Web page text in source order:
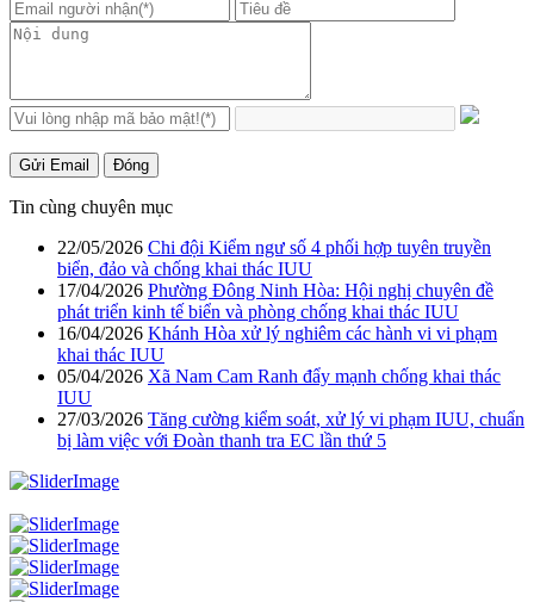
Gửi Email Đóng
Tin cùng chuyên mục
22/05/2026 Chi đội Kiểm ngư số 4 phối hợp tuyên truyền
biển, đảo và chống khai thác IUU
17/04/2026 Phường Đông Ninh Hòa: Hội nghị chuyên đề
phát triển kinh tế biển và phòng chống khai thác IUU
16/04/2026 Khánh Hòa xử lý nghiêm các hành vi vi phạm
khai thác IUU
05/04/2026 Xã Nam Cam Ranh đẩy mạnh chống khai thác
IUU
27/03/2026 Tăng cường kiểm soát, xử lý vi phạm IUU, chuẩn
bị làm việc với Đoàn thanh tra EC lần thứ 5